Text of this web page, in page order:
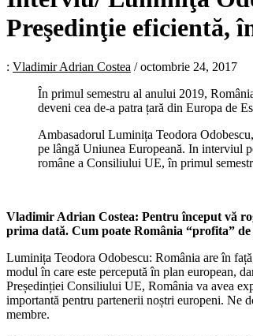
Preşedinţie eficientă,
: Vladimir Adrian Costea /octombrie 24, 2017
În primul semestru al anului 2019,
deveni cea de-a patra țară din Europa de
Ambasadorul Luminița Teodora
pe lângă Uniunea Europeană. In interviul
române a Consiliului UE, în primul
Vladimir Adrian Costea: Pentru început vă
prima dată. Cum poate România “profita”
Luminița Teodora Odobescu: România are în
modul în care este percepută în plan european,
Președinției Consiliului UE, România va avea
importantă pentru partenerii noștri europeni. Ne
membre.